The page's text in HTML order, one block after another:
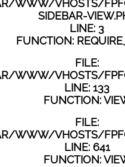
WWW/VHOSTS/
SIDEBAR-
LINE: 3
FUNCTION:
FILE:
WWW/VHOSTS/
LINE: 133
FUNCTION:
FILE:
WWW/VHOSTS/
LINE: 641
FUNCTION: